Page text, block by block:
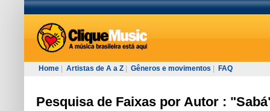
Home Artistas de A a Z Gêneros e movimentos FAQ
Pesquisa de Faixas por Autor :